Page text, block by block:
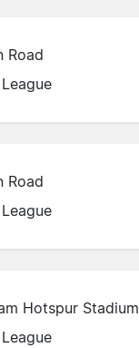
Road
Road
Hotspur Stadium